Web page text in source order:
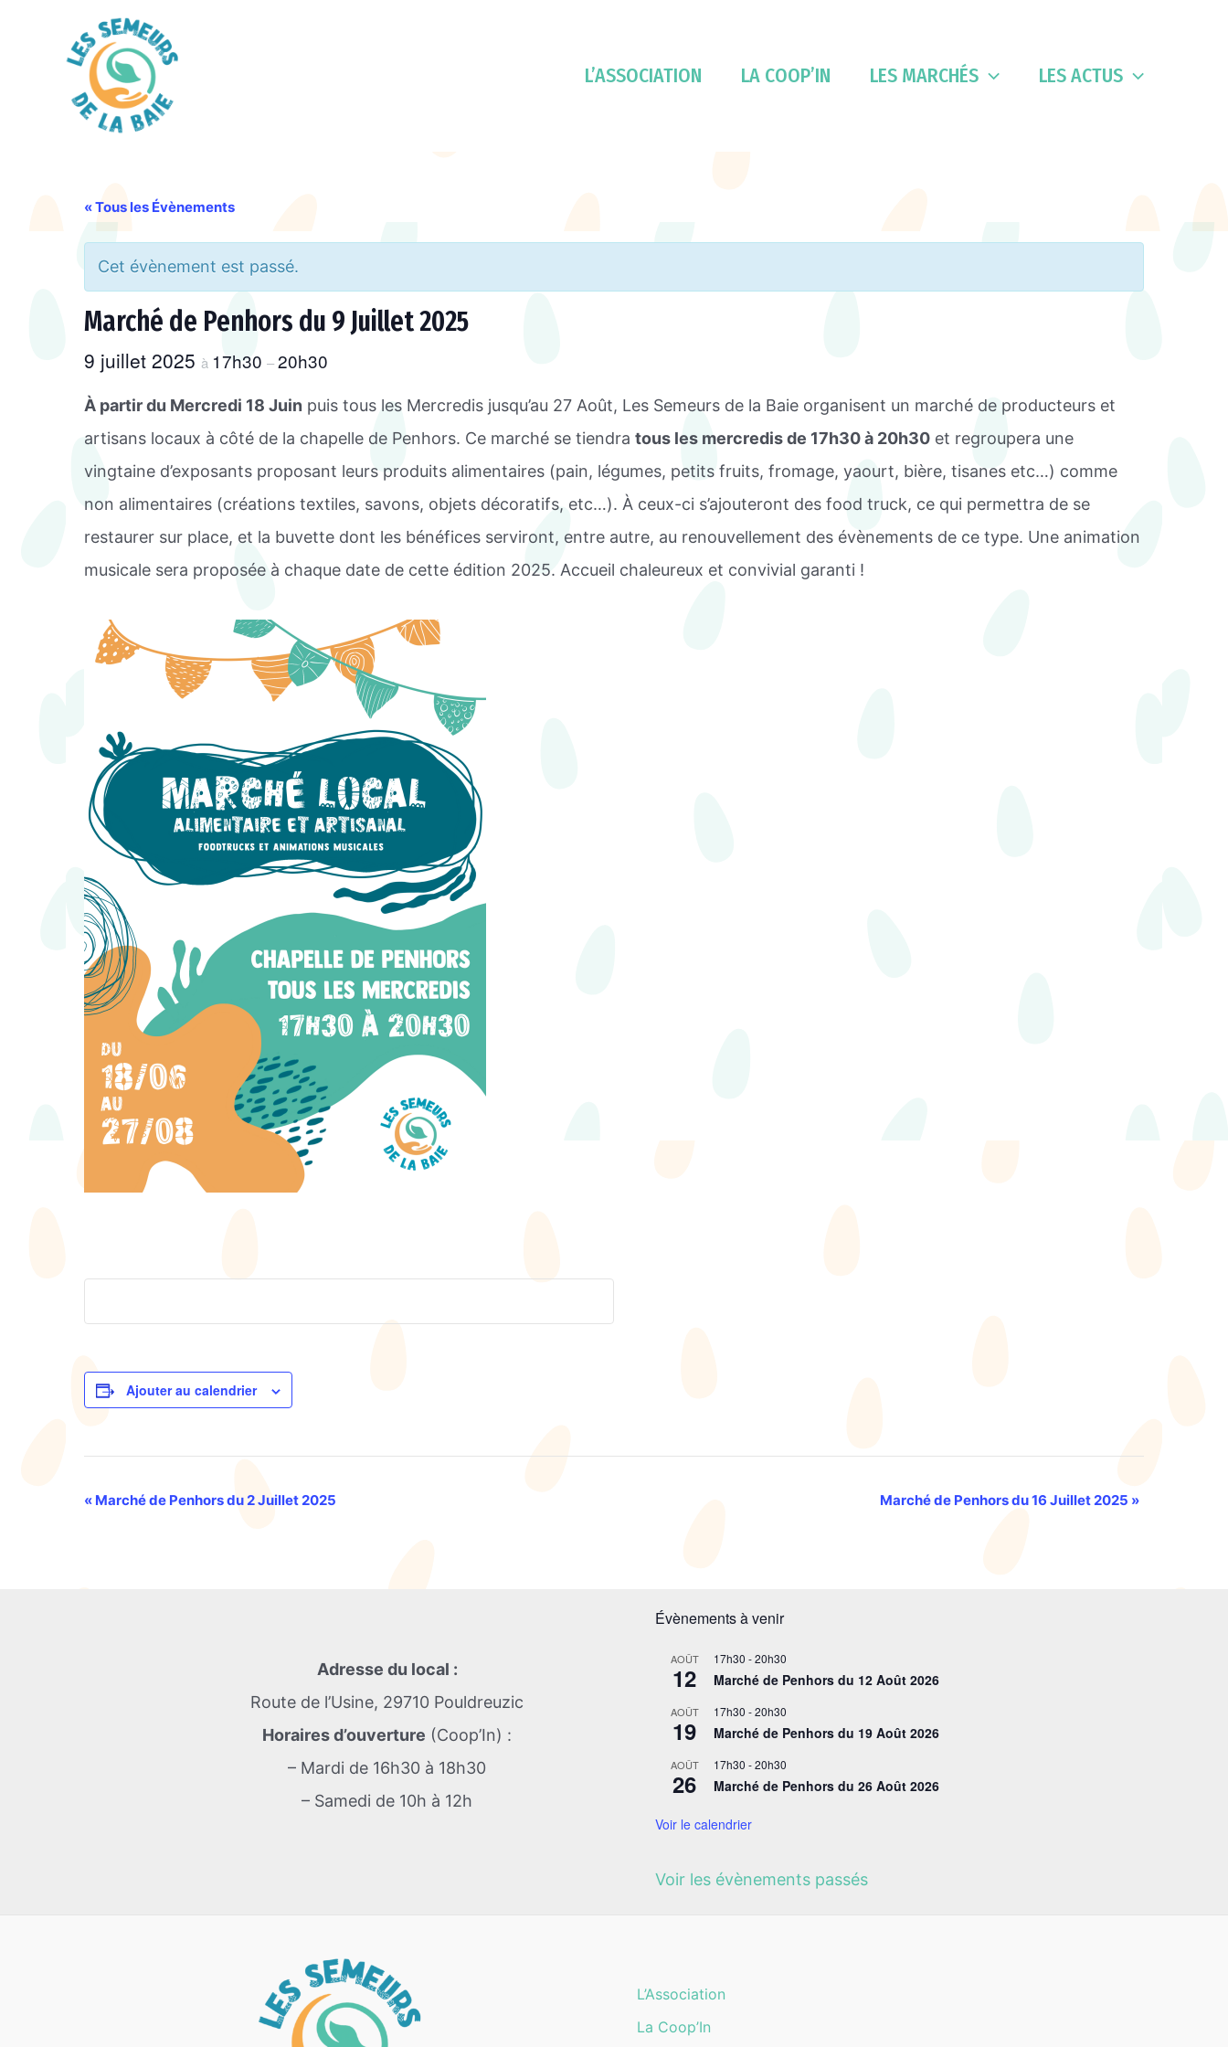
L’ASSOCIATION LA COOP’IN LES MARCHÉS LES ACTUS
« Tous les Évènements
Cet évènement est passé.
Marché de Penhors du 9 Juillet 2025
9 juillet 2025 à 17h30 –20h30
À partir du Mercredi 18 Juin puis tous les Mercredis jusqu’au 27 Août, Les Semeurs de la Baie organisent un marché de producteurs et
artisans locaux à côté de la chapelle de Penhors. Ce marché se tiendra tous les mercredis de 17h30 à 20h30 et regroupera une
vingtaine d’exposants proposant leurs produits alimentaires (pain, légumes, petits fruits, fromage, yaourt, bière, tisanes etc…) comme
non alimentaires (créations textiles, savons, objets décoratifs, etc…). À ceux-ci s’ajouteront des food truck, ce qui permettra de se
restaurer sur place, et la buvette dont les bénéfices serviront, entre autre, au renouvellement des évènements de ce type. Une animation
musicale sera proposée à chaque date de cette édition 2025. Accueil chaleureux et convivial garanti !
Ajouter au calendrier
Navigation
« Marché de Penhors du 2 Juillet 2025 Marché de Penhors du 16 Juillet 2025 »
Adresse du local :
Route de l’Usine, 29710 Pouldreuzic
Horaires d’ouverture (Coop’In) :
– Mardi de 16h30 à 18h30
– Samedi de 10h à 12h
Évènements à venir
AOÛT
12
17h30 -20h30
Marché de Penhors du 12 Août 2026
AOÛT
19
17h30 -20h30
Marché de Penhors du 19 Août 2026
AOÛT
26
17h30 -20h30
Marché de Penhors du 26 Août 2026
Voir le calendrier
Voir les évènements passés
L’Association
La Coop’In